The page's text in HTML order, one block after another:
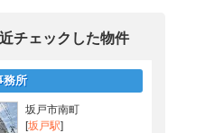
チェックした物件
務所
坂戸市南町
[坂戸駅]